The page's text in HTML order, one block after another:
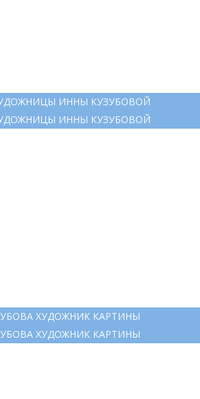
ИННЫ КУЗУБОВОЙ
ИННЫ КУЗУБОВОЙ
ХУДОЖНИК КАРТИНЫ
ХУДОЖНИК КАРТИНЫ